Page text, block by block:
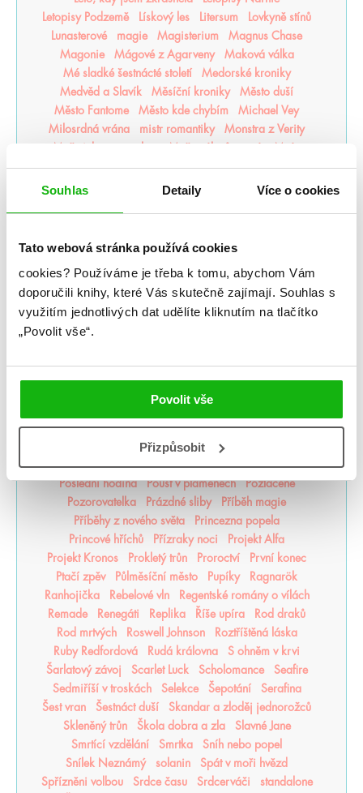
Souhlas Detaily Více o cookies
Tato webová stránka používá cookies
cookies? Používáme je třeba k tomu, abychom Vám
doporučili knihy, které Vás skutečně zajímají. Souhlas s
využitím jednotlivých dat udělíte kliknutím na tlačítko
„Povolit vše“.
Povolit vše
Přizpůsobit
Letopisy Podzemě
Lískový les Litersum
Lovkyně stínů
Lunasterové
magie Magisterium
Magnus Chase
Magonie
Mágové z Agarveny
Maková válka
Mé sladké šestnácté století
Medorské kroniky
Medvěd a Slavík
Měsíční kroniky
Město duší
Město Fantome
Město kde chybím
Michael Vey
Milosrdná vrána
mistr romantiky
Monstra z Verity
Moře inkoustu a zlata
Moře nálezů a ztrát
Mráz
Mrazení
Muffin a čaj
Můj život s Walterovic kluky
Mýtonoši
Národní opruzení
Nejjasnější hvězdy
nejpo
Nevítaní
Nezdolná Nikdynoc Nikdyuš
Noční partie
Nocte
Noví alchymisté Nozaki
Nyxia
Odkaz dračích jezdců
Odkaz lidské mysli
Odkaz Orďši
Pěškopisy
Phobos Píseň zimy
Plující svět
pomaláromantika
Pomsta & rozbřesk
Popel a duše
Poslední Finestra
Poslední hodina
Poušť v plamenech
Pozlacené
Pozorovatelka
Prázdné sliby
Příběh magie
Příběhy z nového světa
Princezna popela
Princové hříchů
Přízraky noci
Projekt Alfa
Projekt Kronos
Prokletý trůn Proroctví
První konec
Ptačí zpěv
Půlměsíční město Pupíky
Ragnarök
Ranhojička
Rebelové vln
Regentské romány o vílách
Remade
Renegáti Replika Říše upíra
Rod draků
Rod mrtvých
Roswell Johnson
Roztříštěná láska
Ruby Redfordová
Rudá královna
S ohněm v krvi
Šarlatový závoj
Scarlet Luck Scholomance
Seafire
Sedmiříší v troskách
Selekce Šepotání
Serafina
Šest vran
Šestnáct duší
Skandar a zloděj jednorožců
Skleněný trůn
Škola dobra a zla
Slavné Jane
Smrtící vzdělání
Smrtka
Sníh nebo popel
Snílek Neznámý
solanin
Spát v moři hvězd
Spřízněni volbou
Srdce času Srdcerváči
standalone